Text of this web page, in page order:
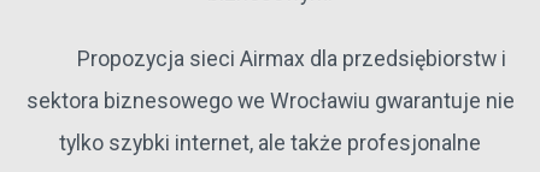
Propozycja sieci Airmax dla przedsiębiorstw i
sektora biznesowego we Wrocławiu gwarantuje nie
tylko szybki internet, ale także profesjonalne